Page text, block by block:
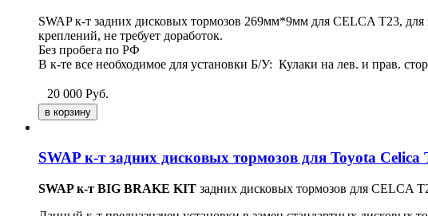
SWAP к-т задних дисковых тормозов 269мм*9мм для CELCA T23, для
креплений, не требует доработок.
Без пробега по РФ
В к-те все необходимое для установки Б/У: Кулаки на лев. и прав.
20 000 Руб.
SWAP к-т задних дисковых тормозов для Toyota
SWAP к-т BIG BRAKE KIT задних дисковых тормозов для CELCA